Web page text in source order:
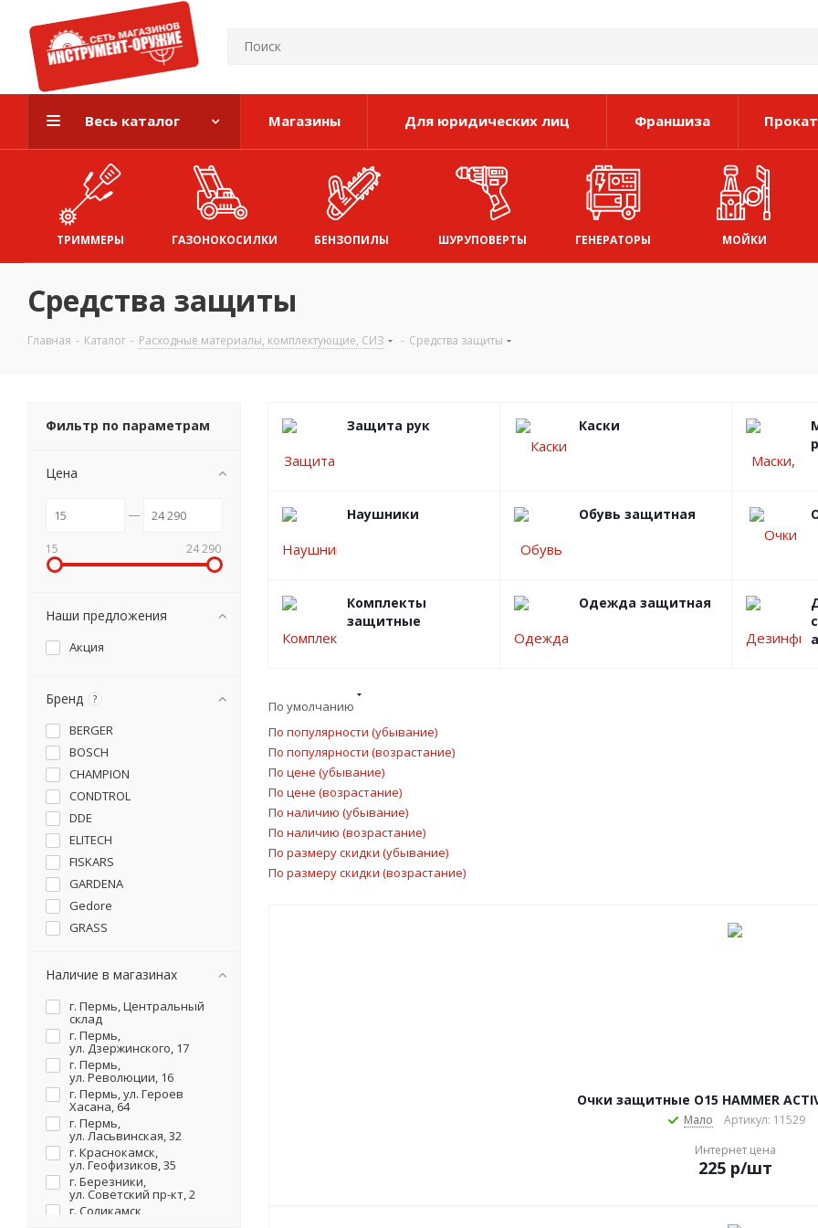
Весь каталог Магазины Для юридических лиц Франшиза Прокат
ТРИММЕРЫ ГАЗОНОКОСИЛКИ БЕНЗОПИЛЫ ШУРУПОВЕРТЫ ГЕНЕРАТОРЫ МОЙКИ
Средства защиты
Главная - Каталог - Расходные материалы, комплектующие, СИЗ - Средства защиты
Защита рук Каски
Наушники Обувь защитная
Комплекты
защитные
Одежда защитная
По умолчанию
По популярности (убывание)
По популярности (возрастание)
По цене (убывание)
По цене (возрастание)
По наличию (убывание)
По наличию (возрастание)
По размеру скидки (убывание)
По размеру скидки (возрастание)
Очки защитные О15 HAMMER
Мало
Артикул: 11529
Интернет цена
225р/шт
Фильтр по параметрам
Цена
15 24 290
Наши предложения
Акция
Бренд ?
BERGER
BOSCH
CHAMPION
CONDTROL
DDE
ELITECH
FISKARS
GARDENA
Gedore
GRASS
GROSS
KARCHER
KRAFTOOL
Linstor
MAKITA
MATRIX
METABO
MILWAUKEE
PALISAD
Plantic
RGK
Наличие в магазинах
г. Пермь, Центральный
склад
г. Пермь,
ул. Дзержинского, 17
г. Пермь,
ул. Революции, 16
г. Пермь, ул. Героев
Хасана, 64
г. Пермь,
ул. Ласьвинская, 32
г. Краснокамск,
ул. Геофизиков, 35
г. Березники,
ул. Советский пр-кт, 2
г. Соликамск,